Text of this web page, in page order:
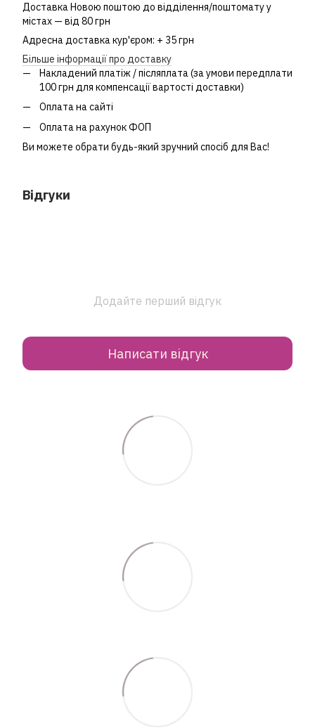
Доставка Новою поштою до відділення/поштомату у
містах — від 80 грн
Адресна доставка кур'єром: + 35 грн
Більше інформації про доставку
Накладений платіж / післяплата (за умови передплати
100 грн для компенсації вартості доставки)
Оплата на сайті
Оплата на рахунок ФОП
Ви можете обрати будь-який зручний спосіб для Вас!
Відгуки
Додайте перший відгук
Написати відгук